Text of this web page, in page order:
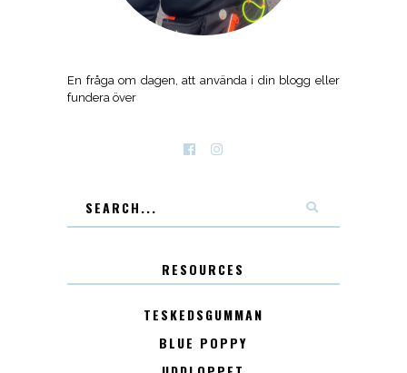
En fråga om dagen, att använda i din blogg eller
fundera över
RESOURCES
TESKEDSGUMMAN
BLUE POPPY